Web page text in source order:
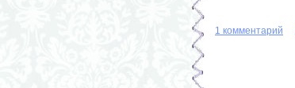
1 комментарий